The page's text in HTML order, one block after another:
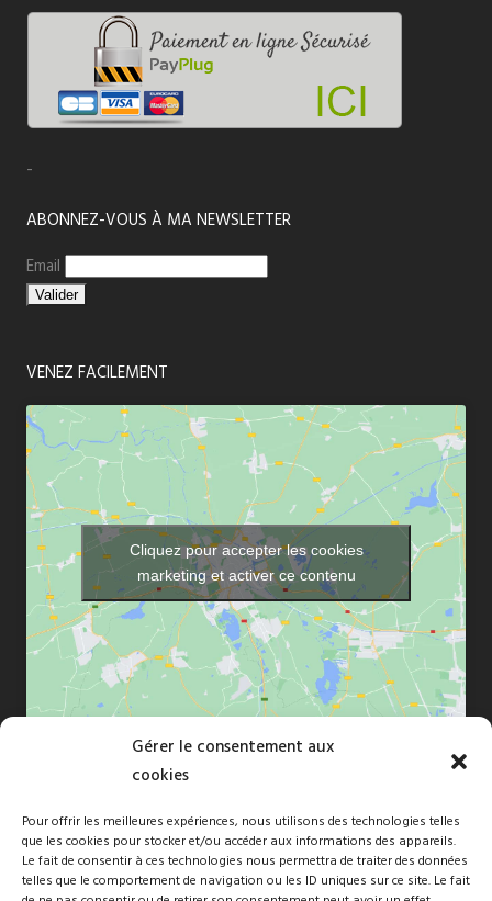
Gérer le consentement aux
cookies
Pour offrir les meilleures expériences, nous utilisons des technologies telles
que les cookies pour stocker et/ou accéder aux informations des appareils.
Le fait de consentir à ces technologies nous permettra de traiter des données
telles que le comportement de navigation ou les ID uniques sur ce site. Le fait
-
ABONNEZ-VOUS À MA NEWSLETTER
Email
VENEZ FACILEMENT
Cliquez pour accepter les cookies
marketing et activer ce contenu
Copyright © 2010-2026 Florence Dréan. Tous droits réservés -Site
naturépathé parFBMediaworks